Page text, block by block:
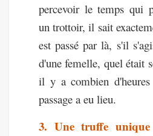
percevoir le temps qui
un trottoir, il sait
est passé par là, s'il
d'une femelle, quel était
il y a combien
passage a eu lieu.
3. Une truffe